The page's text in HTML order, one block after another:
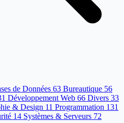
de Données 63 Bureautique 56
Développement Web 66 Divers 33
& Design 11 Programmation 131
14 Systèmes & Serveurs 72